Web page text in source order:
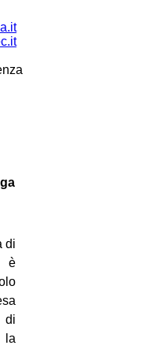
di
è
di
la